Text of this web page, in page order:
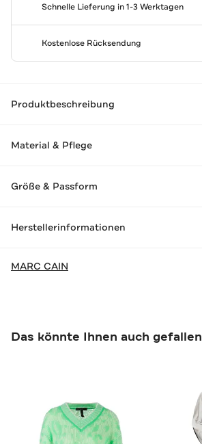
Schnelle Lieferung in 1-3 Werktagen
Kostenlose Rücksendung
Produktbeschreibung
Material & Pflege
Größe & Passform
Herstellerinformationen
MARC CAIN
Das könnte Ihnen auch gefallen